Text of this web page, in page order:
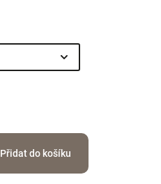
Přidat do košíku